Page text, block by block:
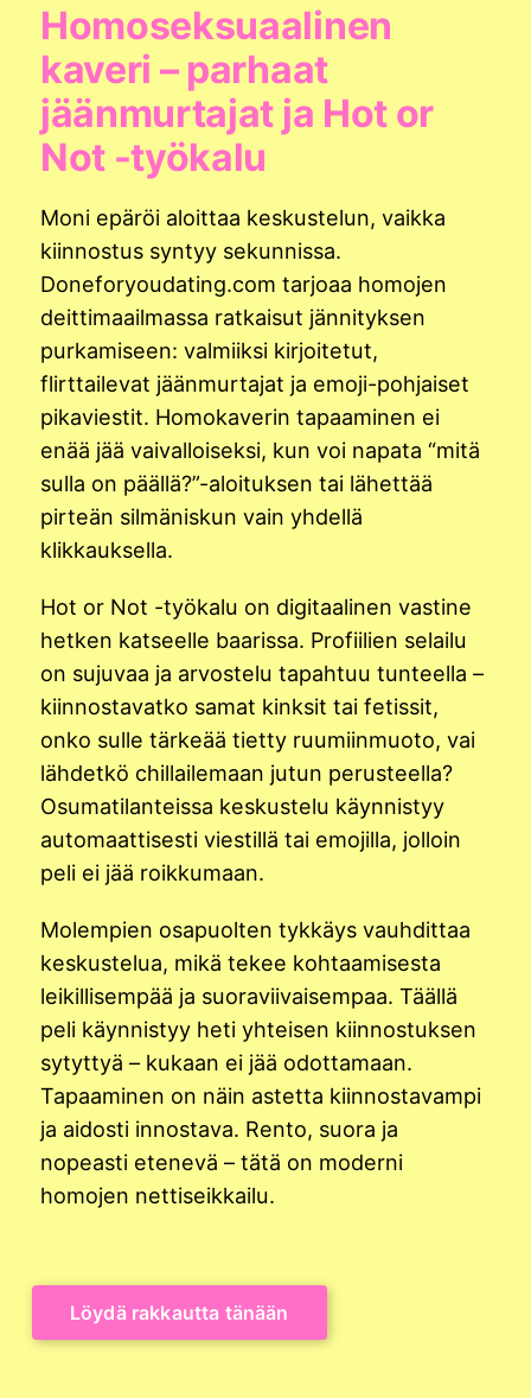
Homoseksuaalinen
kaveri – parhaat
jäänmurtajat ja Hot or
Not -työkalu
Moni epäröi aloittaa keskustelun, vaikka
kiinnostus syntyy sekunnissa.
Doneforyoudating.com tarjoaa homojen
deittimaailmassa ratkaisut jännityksen
purkamiseen: valmiiksi kirjoitetut,
flirttailevat jäänmurtajat ja emoji-pohjaiset
pikaviestit. Homokaverin tapaaminen ei
enää jää vaivalloiseksi, kun voi napata “mitä
sulla on päällä?”-aloituksen tai lähettää
pirteän silmäniskun vain yhdellä
klikkauksella.
Hot or Not -työkalu on digitaalinen vastine
hetken katseelle baarissa. Profiilien selailu
on sujuvaa ja arvostelu tapahtuu tunteella –
kiinnostavatko samat kinksit tai fetissit,
onko sulle tärkeää tietty ruumiinmuoto, vai
lähdetkö chillailemaan jutun perusteella?
Osumatilanteissa keskustelu käynnistyy
automaattisesti viestillä tai emojilla, jolloin
peli ei jää roikkumaan.
Molempien osapuolten tykkäys vauhdittaa
keskustelua, mikä tekee kohtaamisesta
leikillisempää ja suoraviivaisempaa. Täällä
peli käynnistyy heti yhteisen kiinnostuksen
sytyttyä – kukaan ei jää odottamaan.
Tapaaminen on näin astetta kiinnostavampi
ja aidosti innostava. Rento, suora ja
nopeasti etenevä – tätä on moderni
homojen nettiseikkailu.
Löydä rakkautta tänään